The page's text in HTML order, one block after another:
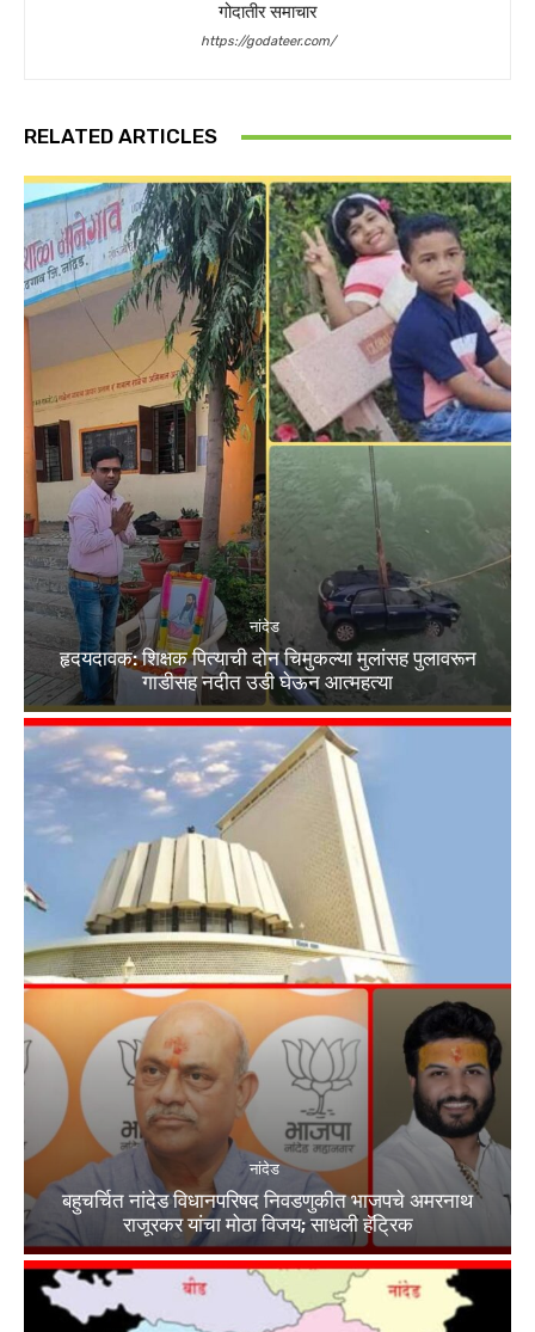
गोदातीर समाचार
https://godateer.com/
RELATED ARTICLES
नांदेड
हृदयदावक: शिक्षक पित्याची दोन चिमुकल्या मुलांसह पुलावरून
गाडीसह नदीत उडी घेऊन आत्महत्या
नांदेड
बहुचर्चित नांदेड विधानपरिषद निवडणुकीत भाजपचे अमरनाथ
राजूरकर यांचा मोठा विजय; साधली हॅट्रिक